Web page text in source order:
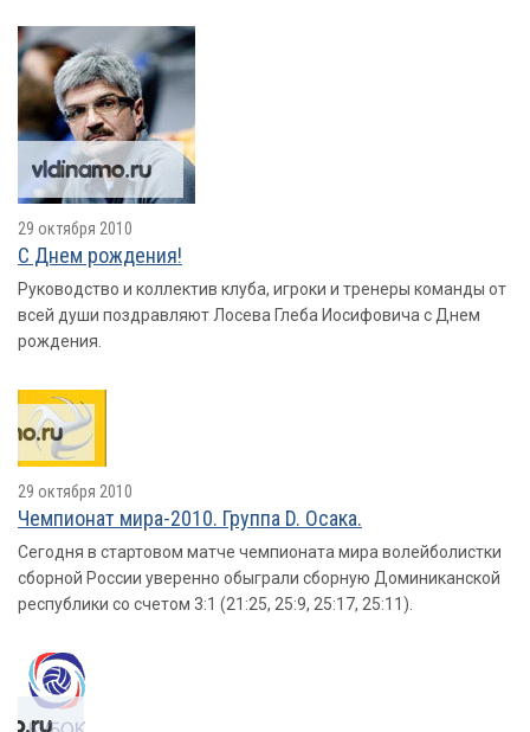
29 октября 2010
С Днем рождения!
Руководство и коллектив клуба, игроки и тренеры команды от
всей души поздравляют Лосева Глеба Иосифовича с Днем
рождения.
29 октября 2010
Чемпионат мира-2010. Группа D. Осака.
Сегодня в стартовом матче чемпионата мира волейболистки
сборной России уверенно обыграли сборную Доминиканской
республики со счетом 3:1 (21:25, 25:9, 25:17, 25:11).